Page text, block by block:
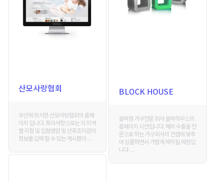
BLOCK HOUSE
블럭형 가구전문 회사 블럭하우스의
홈페이지 시안입니다. 해외 수출을 전
문으로 하는 가구회사의 컨셉에 맞추
어 심플하면서 가볍게 제작될 예정입
니다 . . .
산모사랑협회
부산에 위치한 산모사랑협회의 홈페
이지 입니다. 특이사항으로는 각 지역
별 지점 및 입점병원 및 산후조리원의
정보를 입력 할 수 있는 게시판이 . . .